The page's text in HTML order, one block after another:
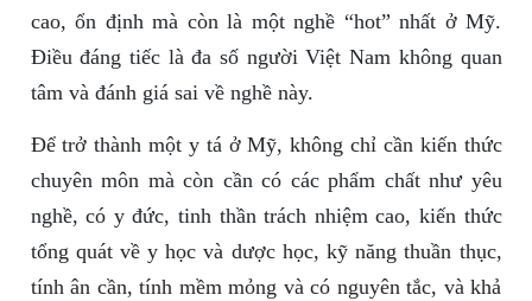
cao, ổn định mà còn là một nghề “hot” nhất ở Mỹ.
Điều đáng tiếc là đa số người Việt Nam không quan
tâm và đánh giá sai về nghề này.
Để trở thành một y tá ở Mỹ, không chỉ cần kiến thức
chuyên môn mà còn cần có các phẩm chất như yêu
nghề, có y đức, tinh thần trách nhiệm cao, kiến thức
tổng quát về y học và dược học, kỹ năng thuần thục,
tính ân cần, tính mềm mỏng và có nguyên tắc, và khả